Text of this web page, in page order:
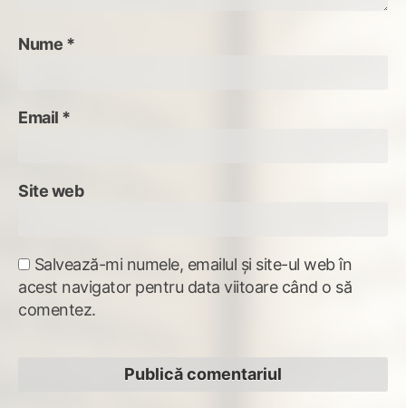
Nume *
Email *
Site web
Salvează-mi numele, emailul și site-ul web în
acest navigator pentru data viitoare când o să
comentez.